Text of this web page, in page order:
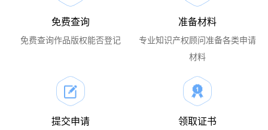
免费查询
免费查询作品版权能否登记
准备材料
专业知识产权顾问准备各类申请
材料
提交申请 领取证书